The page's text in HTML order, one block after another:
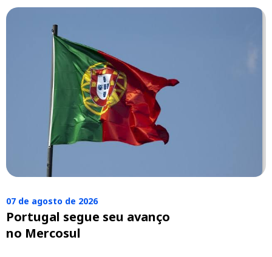
07 de agosto de 2026
Portugal segue seu avanço
no Mercosul